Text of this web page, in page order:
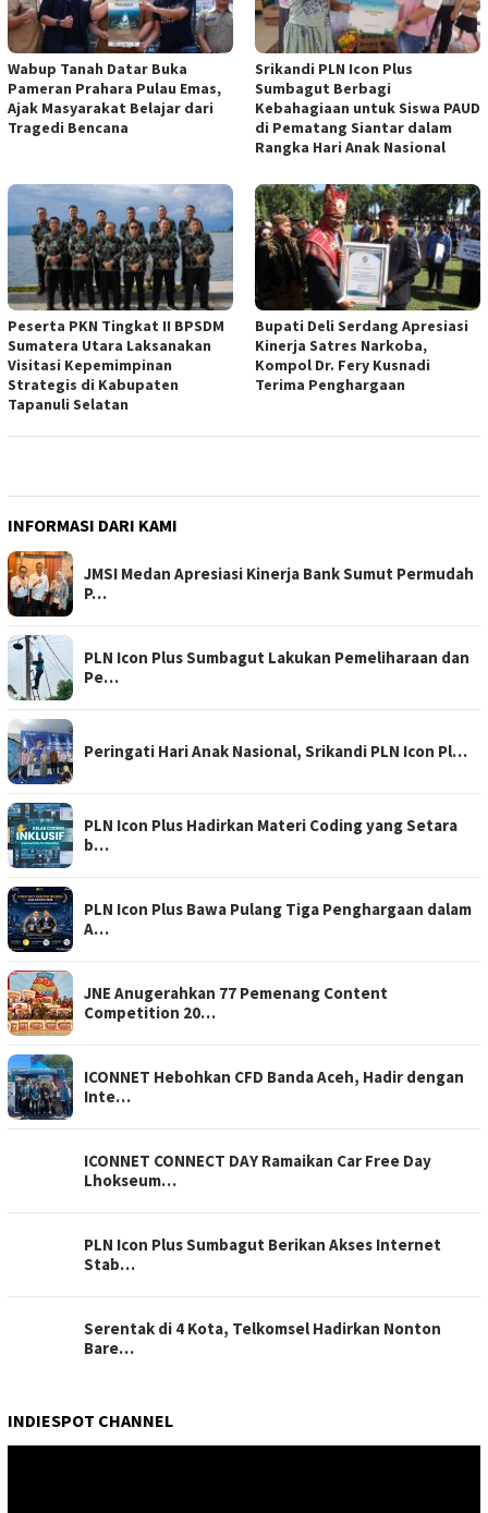
Wabup Tanah Datar Buka
Pameran Prahara Pulau Emas,
Ajak Masyarakat Belajar dari
Tragedi Bencana
Srikandi PLN Icon Plus
Sumbagut Berbagi
Kebahagiaan untuk Siswa PAUD
di Pematang Siantar dalam
Rangka Hari Anak Nasional
Peserta PKN Tingkat II BPSDM
Sumatera Utara Laksanakan
Visitasi Kepemimpinan
Strategis di Kabupaten
Tapanuli Selatan
Bupati Deli Serdang Apresiasi
Kinerja Satres Narkoba,
Kompol Dr. Fery Kusnadi
Terima Penghargaan
INFORMASI DARI KAMI
JMSI Medan Apresiasi Kinerja Bank Sumut Permudah
P…
PLN Icon Plus Sumbagut Lakukan Pemeliharaan dan
Pe…
Peringati Hari Anak Nasional, Srikandi PLN Icon Pl…
PLN Icon Plus Hadirkan Materi Coding yang Setara
b…
PLN Icon Plus Bawa Pulang Tiga Penghargaan dalam
A…
JNE Anugerahkan 77 Pemenang Content
Competition 20…
ICONNET Hebohkan CFD Banda Aceh, Hadir dengan
Inte…
ICONNET CONNECT DAY Ramaikan Car Free Day
Lhokseum…
PLN Icon Plus Sumbagut Berikan Akses Internet
Stab…
Serentak di 4 Kota, Telkomsel Hadirkan Nonton
Bare…
INDIESPOT CHANNEL